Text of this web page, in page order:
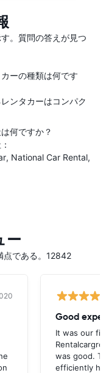
。質問の答えが見つ
ーの種類は何です
ンタカーはコンパク
何ですか？
National Car Rental
ー
点である。12842
Good
It was our
was good.
efficiently